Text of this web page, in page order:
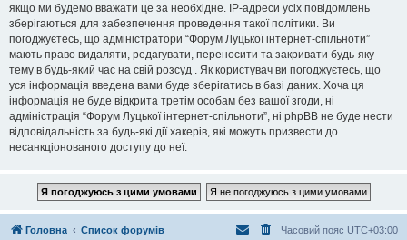
якщо ми будемо вважати це за необхідне. IP-адреси усіх повідомлень
зберігаються для забезпечення проведення такої політики. Ви
погоджуєтесь, що адміністратори “Форум Луцької інтернет-спільноти”
мають право видаляти, редагувати, переносити та закривати будь-яку
тему в будь-який час на свій розсуд . Як користувач ви погоджуєтесь, що
уся інформація введена вами буде зберігатись в базі даних. Хоча ця
інформація не буде відкрита третім особам без вашої згоди, ні
адміністрація “Форум Луцької інтернет-спільноти”, ні phpBB не буде нести
відповідальність за будь-які дії хакерів, які можуть призвести до
несанкціонованого доступу до неї.
Головна Список форумів Часовий пояс UTC+03:00